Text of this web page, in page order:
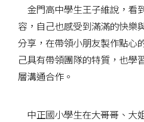
金門高中學生王子維說，看
容，自己也感受到滿滿的快樂
分享，在帶領小朋友製作點心
己具有帶領團隊的特質，也學
層溝通合作。
中正國小學生在大哥哥、大